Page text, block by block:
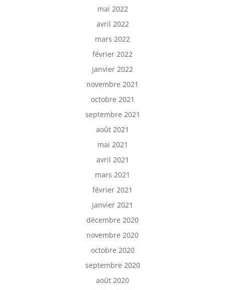
mai 2022
avril 2022
mars 2022
février 2022
janvier 2022
novembre 2021
octobre 2021
septembre 2021
août 2021
mai 2021
avril 2021
mars 2021
février 2021
janvier 2021
décembre 2020
novembre 2020
octobre 2020
septembre 2020
août 2020